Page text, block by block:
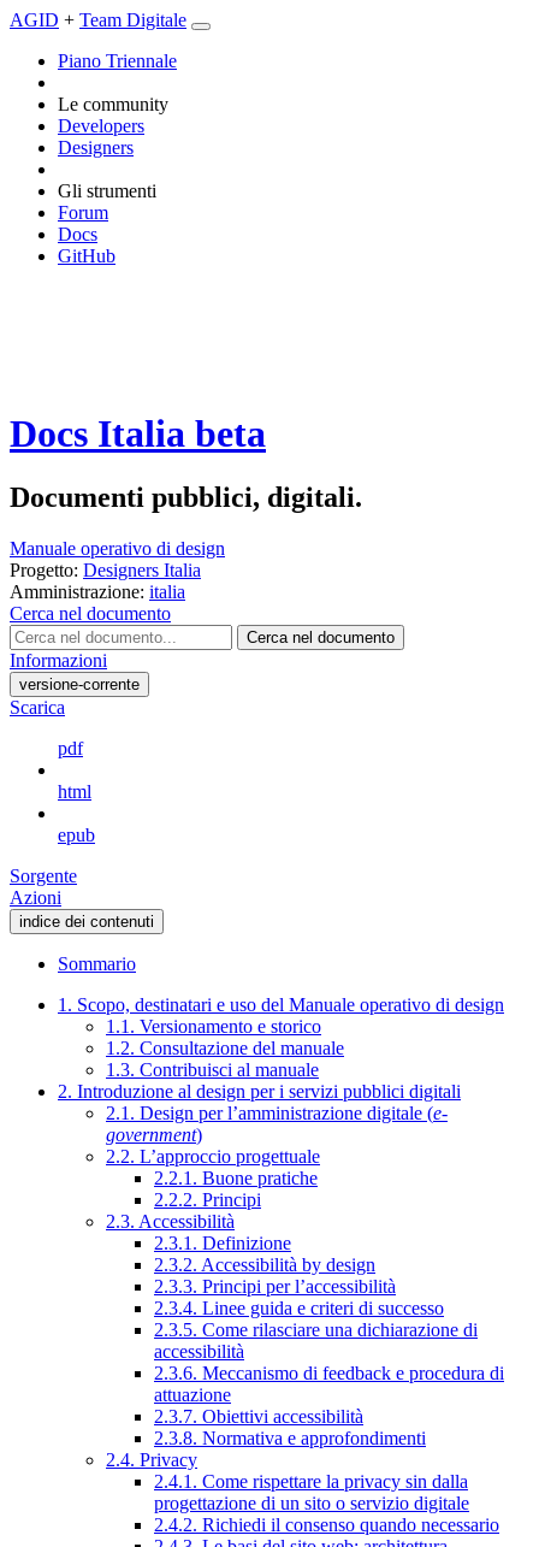
AGID + Team Digitale
Piano Triennale
Le community
Developers
Designers
Gli strumenti
Forum
Docs
GitHub
Docs Italia beta
Documenti pubblici, digitali.
Manuale operativo di design
Progetto: Designers Italia
Amministrazione: italia
Cerca nel documento
Cerca nel documento
Informazioni
versione-corrente
Scarica
pdf
html
epub
Sorgente
Azioni
indice dei contenuti
Sommario
1. Scopo, destinatari e uso del Manuale operativo di design
1.1. Versionamento e storico
1.2. Consultazione del manuale
1.3. Contribuisci al manuale
2. Introduzione al design per i servizi pubblici digitali
2.1. Design per l’amministrazione digitale (e-
government)
2.2. L’approccio progettuale
2.2.1. Buone pratiche
2.2.2. Principi
2.3. Accessibilità
2.3.1. Definizione
2.3.2. Accessibilità by design
2.3.3. Principi per l’accessibilità
2.3.4. Linee guida e criteri di successo
2.3.5. Come rilasciare una dichiarazione di
accessibilità
2.3.6. Meccanismo di feedback e procedura di
attuazione
2.3.7. Obiettivi accessibilità
2.3.8. Normativa e approfondimenti
2.4. Privacy
2.4.1. Come rispettare la privacy sin dalla
progettazione di un sito o servizio digitale
2.4.2. Richiedi il consenso quando necessario